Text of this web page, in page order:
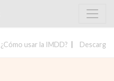
¿Cómo usar la IMDD? Descargar